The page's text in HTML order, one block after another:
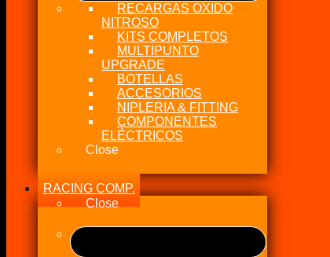
RECARGAS OXIDO
NITROSO
KITS COMPLETOS
MULTIPUNTO
UPGRADE
BOTELLAS
ACCESORIOS
NIPLERIA & FITTING
COMPONENTES
ELÉCTRICOS
Close
RACING COMP.
Close